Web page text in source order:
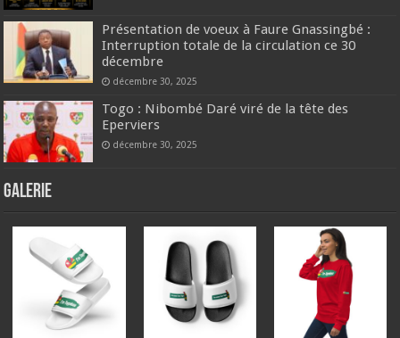
Présentation de voeux à Faure Gnassingbé :
Interruption totale de la circulation ce 30
décembre
décembre 30, 2025
Togo : Nibombé Daré viré de la tête des
Eperviers
décembre 30, 2025
GALERIE